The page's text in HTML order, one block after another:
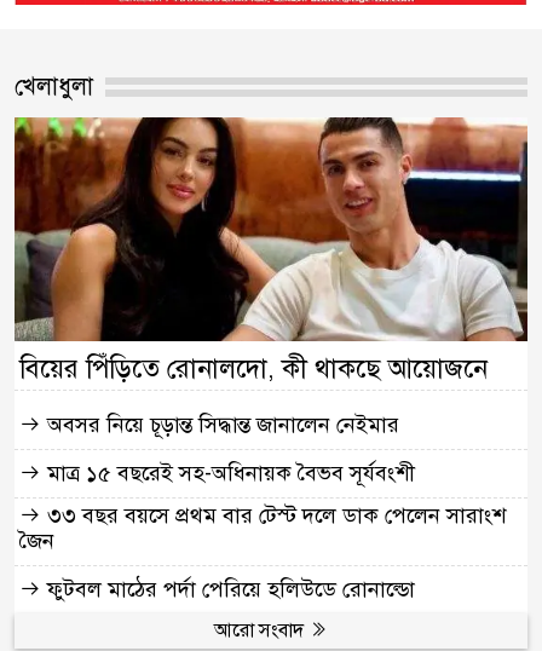
খেলাধুলা
বিয়ের পিঁড়িতে রোনালদো, কী থাকছে আয়োজনে
অবসর নিয়ে চূড়ান্ত সিদ্ধান্ত জানালেন নেইমার
মাত্র ১৫ বছরেই সহ-অধিনায়ক বৈভব সূর্যবংশী
৩৩ বছর বয়সে প্রথম বার টেস্ট দলে ডাক পেলেন সারাংশ
জৈন
ফুটবল মাঠের পর্দা পেরিয়ে হলিউডে রোনাল্ডো
আরো সংবাদ